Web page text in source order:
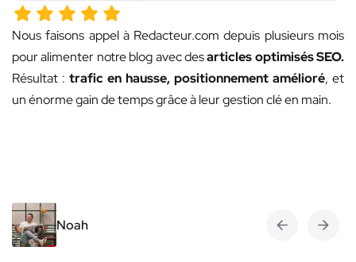
Nous faisons appel à Redacteur.com depuis plusieurs mois
pour alimenter notre blog avec desarticles optimisés SEO.
Résultat : trafic en hausse, positionnement amélioré, et
un énorme gain de temps grâce à leur gestion clé en main.
Noah